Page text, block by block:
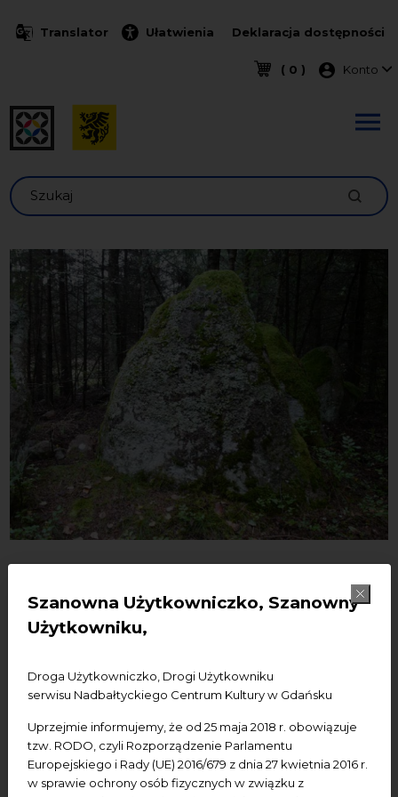
Szanowna Użytkowniczko, Szanowny
Użytkowniku,
Droga Użytkowniczko, Drogi Użytkowniku
serwisu Nadbałtyckiego Centrum Kultury w Gdańsku
Uprzejmie informujemy, że od 25 maja 2018 r. obowiązuje
tzw. RODO, czyli Rozporządzenie Parlamentu
Europejskiego i Rady (UE) 2016/679 z dnia 27 kwietnia 2016 r.
w sprawie ochrony osób fizycznych w związku z
Translator Ułatwienia Deklaracja dostępności
( 0 ) Menu
Konto
Szukaj
"Odpowiednie dać rzeczy
słowo": warsztaty dla
animatorów z lokalnych
ośrodków kultury
Pomorza